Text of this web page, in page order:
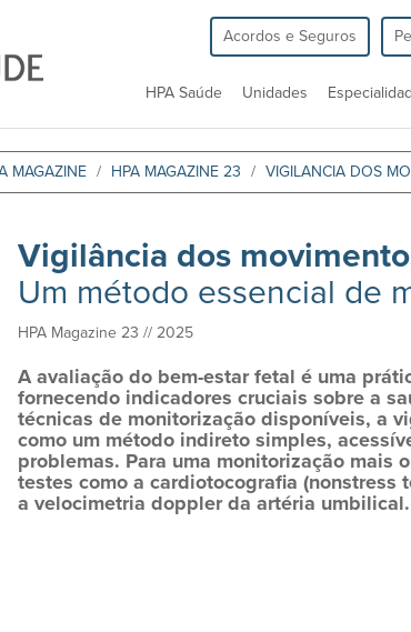
Acordos e Seguros
HPA Saúde Unidades
MAGAZINE HPA MAGAZINE 23 VIGILANCIA DOS
Vigilância dos
Um método essencial de
HPA Magazine 23 // 2025
A avaliação do bem-estar fetal é uma
fornecendo indicadores cruciais sobre a
técnicas de monitorização disponíveis, a
como um método indireto simples,
problemas. Para uma monitorização mais
testes como a cardiotocografia
a velocimetria doppler da artéria umbilical.